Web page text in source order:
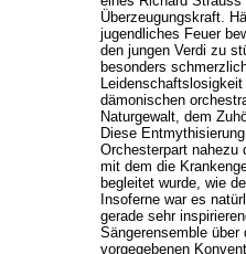
Überzeugungskraft.
jugendliches Feuer
den jungen Verdi zu
besonders
dämonischen
Naturgewalt, dem
Diese
Orchesterpart nahezu
mit dem die
begleitet wurde, wie
Insoferne war es
gerade sehr
Sängerensemble
vorgegebenen